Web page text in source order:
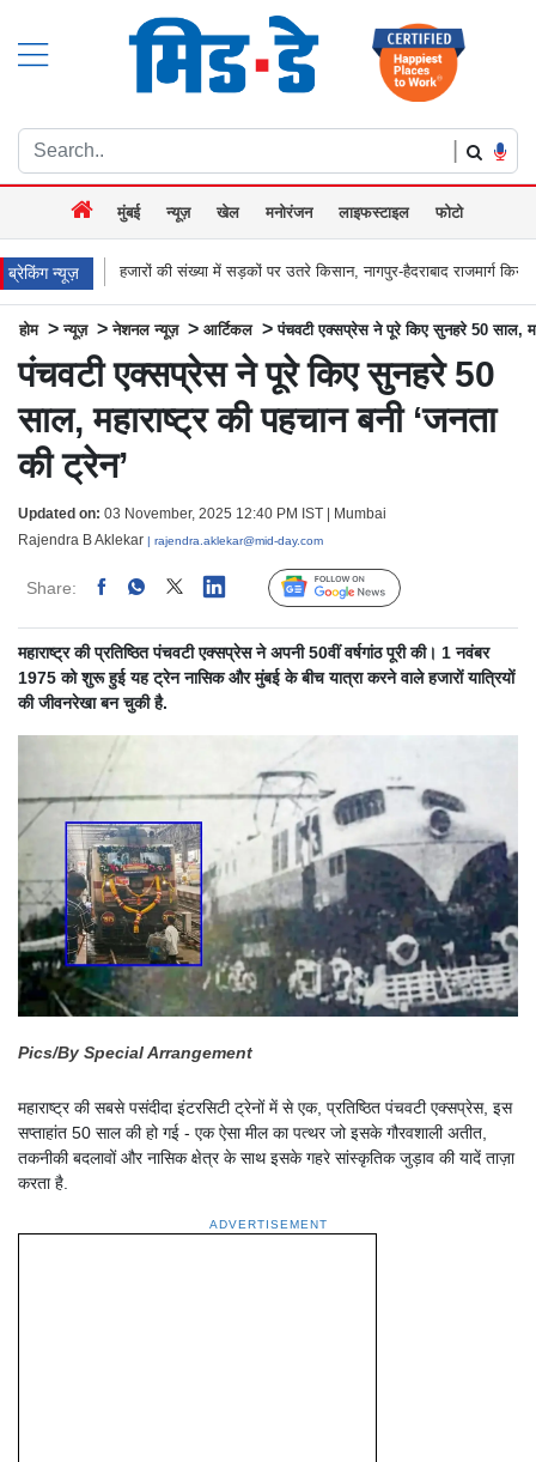
|
मुंबई न्यूज़ खेल मनोरंजन लाइफस्टाइल फोटो
ब्रेकिंग न्यूज़
की संख्या में सड़कों पर उतरे किसान, नागपुर-हैदराबाद राजमार्ग किया जाम, बच्चू कडू बोले `अब
होम >न्यूज़ >नेशनल न्यूज़ > आर्टिकल >पंचवटी एक्सप्रेस ने पूरे किए सुनहरे 50 साल,
पंचवटी एक्सप्रेस ने पूरे किए सुनहरे 50
साल, महाराष्ट्र की पहचान बनी ‘जनता
की ट्रेन’
Updated on: 03 November, 2025 12:40 PM IST | Mumbai
Rajendra B Aklekar | rajendra.aklekar@mid-day.com
Share: Linked Follow Us
महाराष्ट्र की प्रतिष्ठित पंचवटी एक्सप्रेस ने अपनी 50वीं वर्षगांठ पूरी की। 1 नवंबर
1975 को शुरू हुई यह ट्रेन नासिक और मुंबई के बीच यात्रा करने वाले हजारों यात्रियों
की जीवनरेखा बन चुकी है.
Pics/By Special Arrangement
महाराष्ट्र की सबसे पसंदीदा इंटरसिटी ट्रेनों में से एक, प्रतिष्ठित पंचवटी एक्सप्रेस, इस
सप्ताहांत 50 साल की हो गई - एक ऐसा मील का पत्थर जो इसके गौरवशाली अतीत,
तकनीकी बदलावों और नासिक क्षेत्र के साथ इसके गहरे सांस्कृतिक जुड़ाव की यादें ताज़ा
करता है.
ADVERTISEMENT